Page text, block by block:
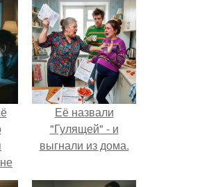
Её назвали
"Гулящей" - и
выгнали из дома.